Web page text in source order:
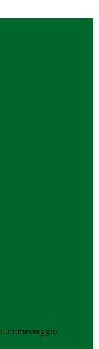
un messaggio